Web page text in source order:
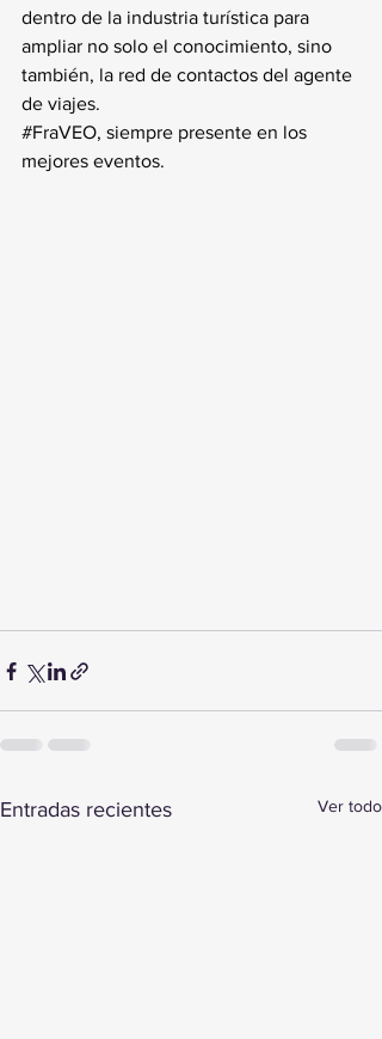
dentro de la industria turística para
ampliar no solo el conocimiento, sino
también, la red de contactos del agente
de viajes.
#FraVEO, siempre presente en los
mejores eventos.
Entradas recientes Ver todo